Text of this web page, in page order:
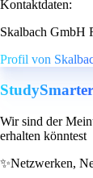
Kontaktdaten:
Skalbach GmbH
Profil von
Wir sind der
erhalten könntest
✨Netzwerken,